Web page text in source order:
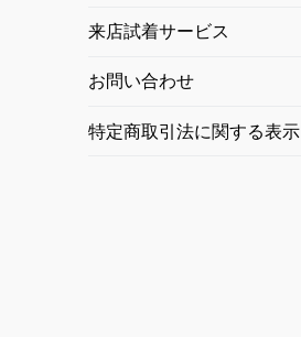
来店試着サービス
お問い合わせ
特定商取引法に関する表示